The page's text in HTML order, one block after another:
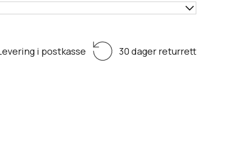
i postkasse 30 dager returrett